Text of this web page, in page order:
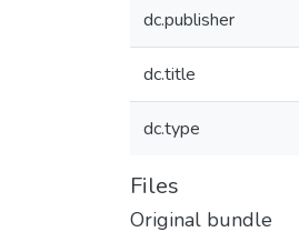
dc.publisher
dc.title
dc.type
Files
Original bundle